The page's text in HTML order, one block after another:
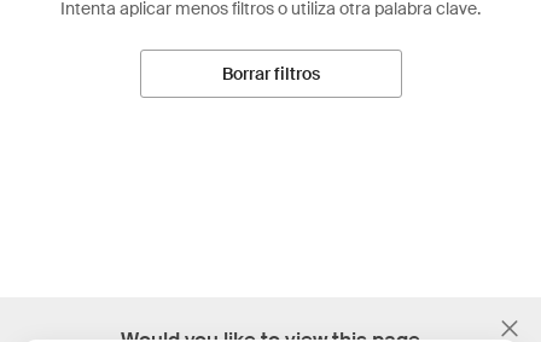
Intenta aplicar menos filtros o utiliza otra palabra clave.
Borrar filtros